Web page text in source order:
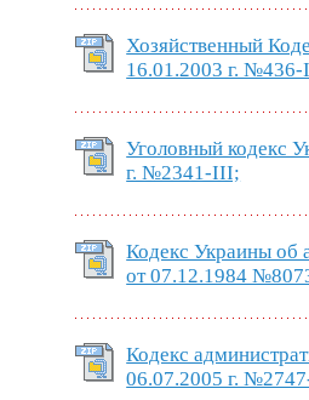
Хозяйственный
16.01.2003 г.
Уголовный кодекс
г. №2341-III;
Кодекс Украины об
от 07.12.1984
Кодекс
06.07.2005 г.